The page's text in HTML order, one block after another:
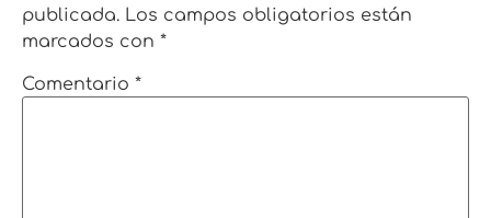
publicada. Los campos obligatorios están
marcados con *
Comentario *